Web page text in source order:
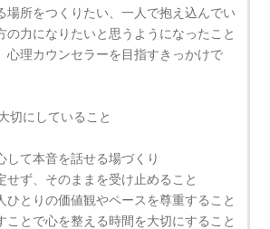
場所をつくりたい、一人で抱え込んでい
の力になりたいと思うようになったこと
心理カウンセラーを目指すきっかけで
切にしていること
して本音を話せる場づくり
せず、そのままを受け止めること
ひとりの価値観やペースを尊重すること
ことで心を整える時間を大切にすること